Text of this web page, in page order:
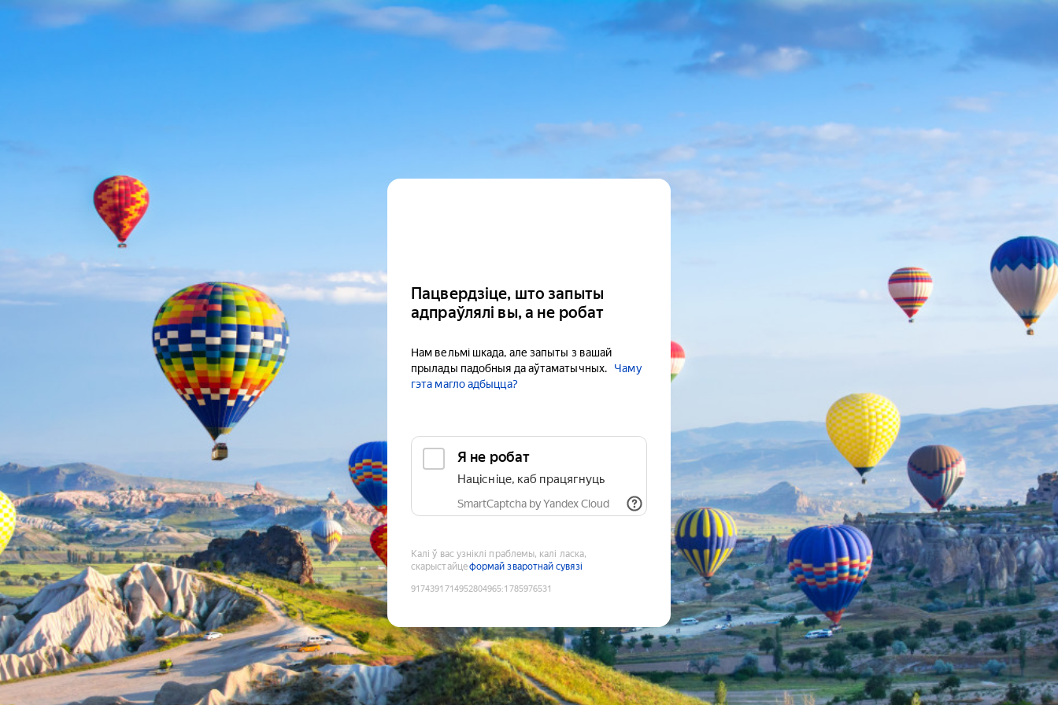
Пацвердзіце, што запыты
адпраўлялі вы, а не робат
Нам вельмі шкада, але запыты з вашай
прылады падобныя да аўтаматычных.
Чаму
гэта магло адбыцца?
Я не робат
Націсніце, каб працягнуць
SmartCaptcha by Yandex Cloud
Калі ў вас узніклі праблемы, калі ласка,
скарыстайцеформай зваротнай сувязі
9174391714952804965:1785976531